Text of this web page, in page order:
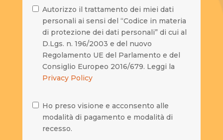
Autorizzo il trattamento dei miei dati
personali ai sensi del “Codice in materia
di protezione dei dati personali” di cui al
D.Lgs. n. 196/2003 e del nuovo
Regolamento UE del Parlamento e del
Consiglio Europeo 2016/679. Leggi la
Privacy Policy
Ho preso visione e acconsento alle
modalità di pagamento e modalità di
recesso.